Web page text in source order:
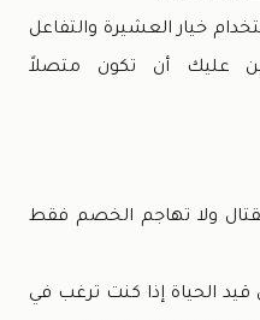
خيار العشيرة والتفاعل
عليك أن تكون متصلاً
ولا تهاجم الخصم فقط
الحياة إذا كنت ترغب في